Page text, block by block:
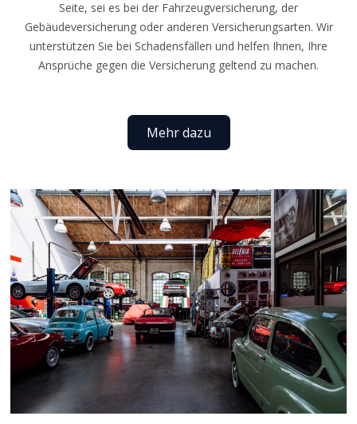
Seite, sei es bei der Fahrzeugversicherung, der
Gebäudeversicherung oder anderen Versicherungsarten. Wir
unterstützen Sie bei Schadensfällen und helfen Ihnen, Ihre
Ansprüche gegen die Versicherung geltend zu machen.
Mehr dazu